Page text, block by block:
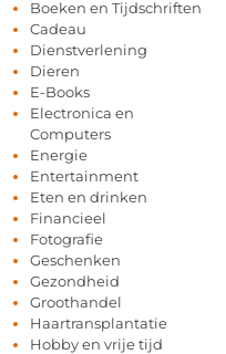
Boeken en Tijdschriften
Cadeau
Dienstverlening
Dieren
E-Books
Electronica en
Computers
Energie
Entertainment
Eten en drinken
Financieel
Fotografie
Geschenken
Gezondheid
Groothandel
Haartransplantatie
Hobby en vrije tijd